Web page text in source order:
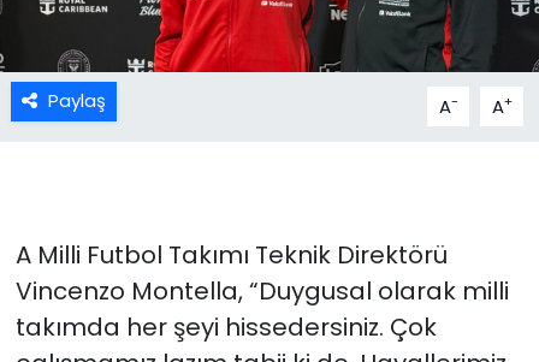
Paylaş A- A+
A Milli Futbol Takımı Teknik Direktörü
Vincenzo Montella, “Duygusal olarak milli
takımda her şeyi hissedersiniz. Çok